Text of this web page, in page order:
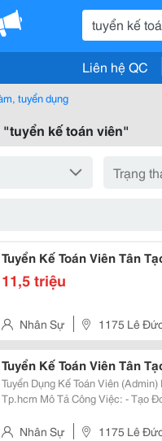
Liên hệ QC
tuyển dụng
"tuyển kế toán viên"
Tuyển Kế Toán Viên Tân
11,5 triệu
Nhân Sự 1175 Lê
Tuyển Kế Toán Viên Tân
Tuyển Dụng Kế Toán Viên (Admin) Làm Việc Tại: 1175 Lê Đức Anh, P. Tân Tạo,
Tp.hcm Mô Tả Công Việc: - Tạo Đơn Hàng Trên Hệ Thống - Theo Dõi Doanh Số
Nghiệp Trung Cấp...
Nhân Sự 1175 Lê